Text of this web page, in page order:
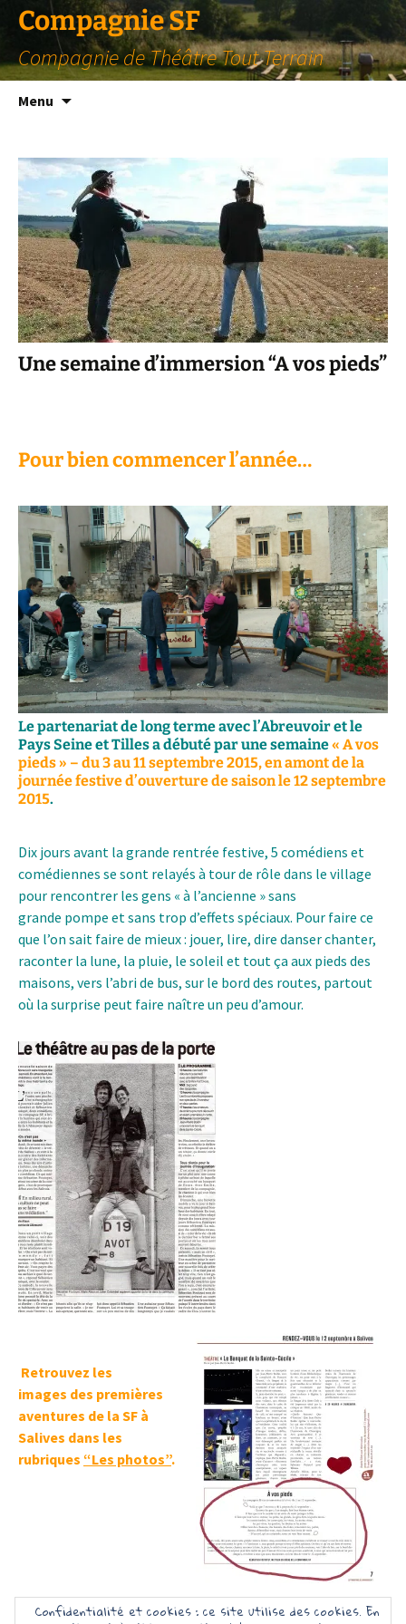
Compagnie SF
Compagnie de Théâtre Tout Terrain
Menu
Une semaine d’immersion “A vos pieds”
Pour bien commencer l’année…
Le partenariat de long terme avec l’Abreuvoir et le
Pays Seine et Tilles a débuté par une semaine« A vos
pieds » – du 3 au 11 septembre 2015, en amont de la
journée festive d’ouverture de saison le 12 septembre
2015.
Dix jours avant la grande rentrée festive, 5 comédiens et
comédiennes se sont relayés à tour de rôle dans le village
pour rencontrer les gens « à l’ancienne » sans
grande pompe et sans trop d’effets spéciaux. Pour faire ce
que l’on sait faire de mieux : jouer, lire, dire danser chanter,
raconter la lune, la pluie, le soleil et tout ça aux pieds des
maisons, vers l’abri de bus, sur le bord des routes, partout
où la surprise peut faire naître un peu d’amour.
Retrouvez les
images des premières
aventures de la SF à
Salives dans les
rubriques “Les photos”.
Confidentialité et cookies : ce site utilise des cookies. En